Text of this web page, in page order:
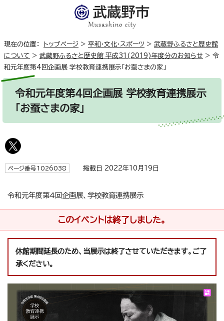
現在の位置： トップページ > 平和・文化・スポーツ > 武蔵野ふるさと歴史館
について
> 武蔵野ふるさと歴史館 平成31(2019)年度分のお知らせ > 令
和元年度第4回企画展 学校教育連携展示「お蚕さまの家」
令和元年度第4回企画展 学校教育連携展示
「お蚕さまの家」
ページ番号1026038 掲載日 2022年10月19日
令和元年度第4回企画展、学校教育連携展示
このイベントは終了しました。
休館期間延長のため、当展示は終了させていただきます。ご了
承ください。